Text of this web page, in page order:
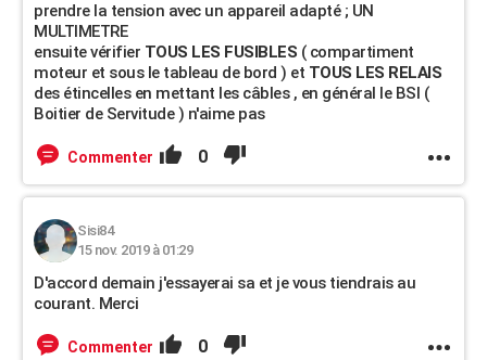
prendre la tension avec un appareil adapté ; UN
MULTIMETRE
ensuite vérifier TOUS LES FUSIBLES ( compartiment
moteur et sous le tableau de bord ) et TOUS LES RELAIS
des étincelles en mettant les câbles , en général le BSI (
Boitier de Servitude ) n'aime pas
Commenter 0
Sisi84
15 nov. 2019 à 01:29
D'accord demain j'essayerai sa et je vous tiendrais au
courant. Merci
Commenter 0